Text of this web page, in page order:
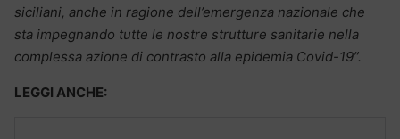
siciliani, anche in ragione dell’emergenza nazionale che
sta impegnando tutte le nostre strutture sanitarie nella
complessa azione di contrasto alla epidemia Covid-19”.
LEGGI ANCHE: